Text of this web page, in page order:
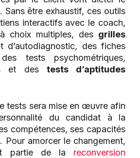
Sans être exhaustif, ces outils
interactifs avec le coach,
choix multiples, des grilles
d’autodiagnostic, des fiches
tests psychométriques,
et des tests d’aptitudes
tests sera mise en œuvre afin
du candidat à la
compétences, ses capacités
Pour amorcer le changement,
partie de la reconversion